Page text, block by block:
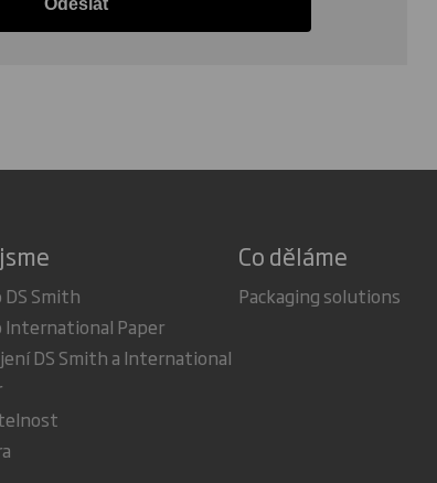
Odeslat
DS Smith
International Paper
DS Smith a International
Co děláme
Packaging solutions